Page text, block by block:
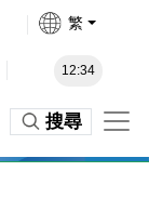
繁
12:34
搜尋